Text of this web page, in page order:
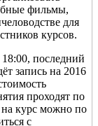
фильмы,
для
курсов.
последний
запись на 2016
проходят по
на курс можно по
с